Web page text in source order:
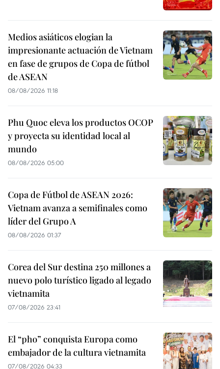
Medios asiáticos elogian la
impresionante actuación de Vietnam
en fase de grupos de Copa de fútbol
de ASEAN
08/08/2026 11:18
Phu Quoc eleva los productos OCOP
y proyecta su identidad local al
mundo
08/08/2026 05:00
Copa de Fútbol de ASEAN 2026:
Vietnam avanza a semifinales como
líder del Grupo A
08/08/2026 01:37
Corea del Sur destina 250 millones a
nuevo polo turístico ligado al legado
vietnamita
07/08/2026 23:41
El “pho” conquista Europa como
embajador de la cultura vietnamita
07/08/2026 04:33